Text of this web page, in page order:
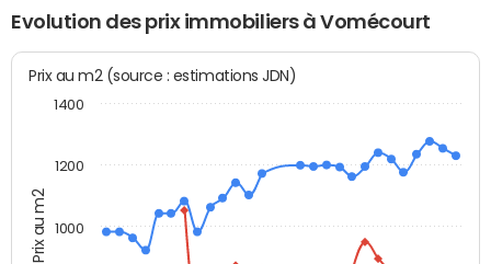
Evolution des prix immobiliers à Vomécourt
Prix au m2
Prix au m2 (source : estimations JDN)
1000
1200
1400